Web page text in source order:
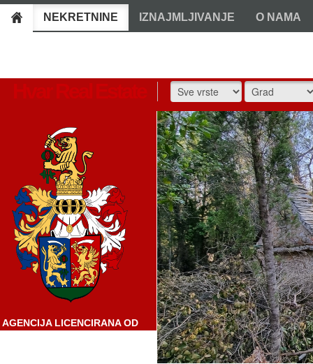
NEKRETNINE IZNAJMLJIVANJE O NAMA
AGENCIJA LICENCIRANA OD
STRANE HRVATSKE